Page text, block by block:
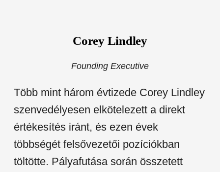
Corey Lindley
Founding Executive
Több mint három évtizede Corey Lindley
szenvedélyesen elkötelezett a direkt
értékesítés iránt, és ezen évek
többségét felsővezetői pozíciókban
töltötte. Pályafutása során összetett